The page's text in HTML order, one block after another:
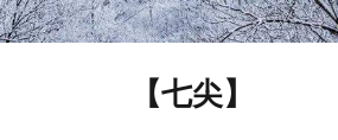
【七尖】